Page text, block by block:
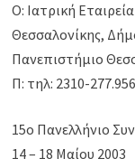
Ο: Ιατρική
Θεσσαλονίκης,
Πανεπιστήμιο
Π: τηλ: 2310-
15ο Πανελλήνιο
14 – 18 Μαίου 2003